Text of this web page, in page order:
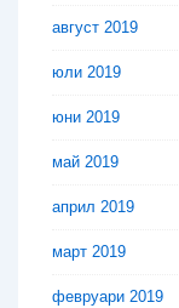
август 2019
юли 2019
юни 2019
май 2019
април 2019
март 2019
февруари 2019